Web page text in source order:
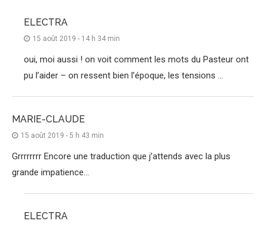
ELECTRA
15 août 2019 - 14 h 34 min
oui, moi aussi ! on voit comment les mots du Pasteur ont
pu l’aider – on ressent bien l’époque, les tensions …
MARIE-CLAUDE
15 août 2019 - 5 h 43 min
Grrrrrrrr Encore une traduction que j’attends avec la plus
grande impatience…
ELECTRA